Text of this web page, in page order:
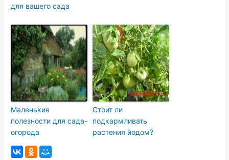
для вашего сада
Маленькие
полезности для сада-
огорода
Стоит ли
подкармливать
растения йодом?